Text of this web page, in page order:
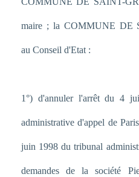
maire ; la COMMUNE DE
au Conseil d'Etat :
1°) d'annuler l'arrêt du 4
administrative d'appel de
juin 1998 du tribunal
demandes de la société